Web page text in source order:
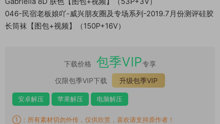
046-民宿老板娘吖-威兴朋友圈及专场系列-2019.7月份测评硅胶
长筒袜【图包+视频】（150P+16V）
下载价格 包季VIP专享
仅限包季VIP下载
升级包季VIP
安卓解压 苹果解压 电脑解压
①：所有素材切勿外传，仅供欣赏，喜欢请支持原作者！